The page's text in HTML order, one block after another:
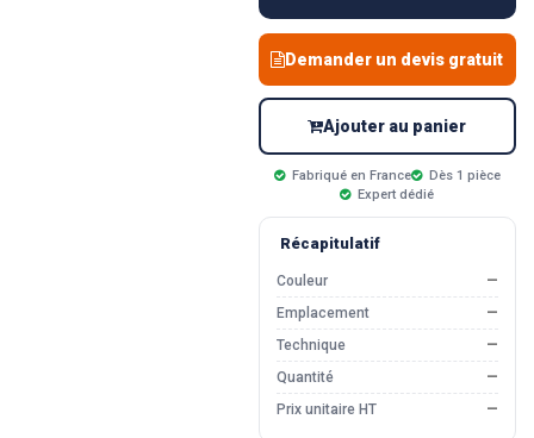
Demander un devis gratuit
Ajouter au panier
Fabriqué en France
Dès 1 pièce
Expert dédié
Récapitulatif
Couleur
—
Emplacement
—
Technique
—
Quantité
—
Prix unitaire HT
—